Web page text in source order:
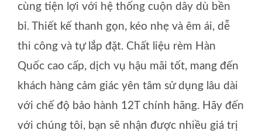
cùng tiện lợi với hệ thống cuộn dây dù bền
bỉ. Thiết kế thanh gọn, kéo nhẹ và êm ái, dễ
thi công và tự lắp đặt. Chất liệu rèm Hàn
Quốc cao cấp, dịch vụ hậu mãi tốt, mang đến
khách hàng cảm giác yên tâm sử dụng lâu dài
với chế độ bảo hành 12T chính hãng. Hãy đến
với chúng tôi, bạn sẽ nhận được nhiều giá trị